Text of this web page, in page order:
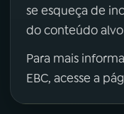
se esqueça de
do conteúdo
Para mais
EBC, acesse a